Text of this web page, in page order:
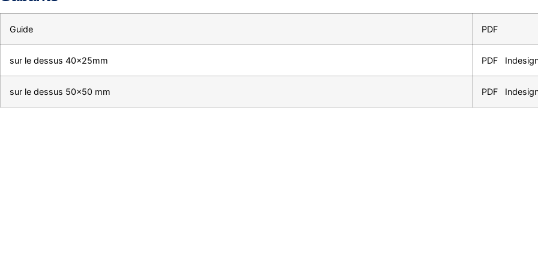
Guide PDF
sur le dessus 40x25mm PDF
sur le dessus 50×50 mm PDF